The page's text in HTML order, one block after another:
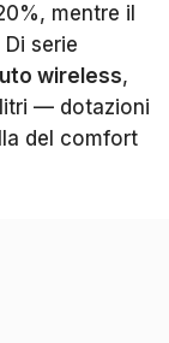
mentre il
serie
wireless,
— dotazioni
del comfort